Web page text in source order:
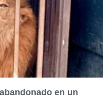
en un